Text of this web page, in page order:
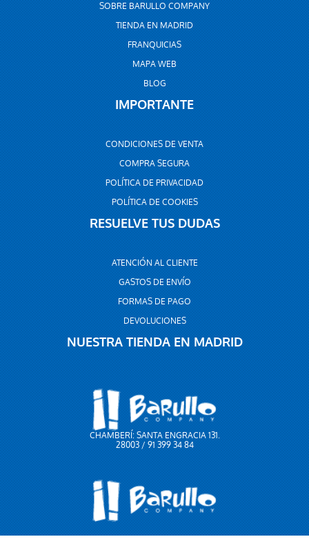
SOBRE BARULLO COMPANY
TIENDA EN MADRID
FRANQUICIAS
MAPA WEB
BLOG
IMPORTANTE
CONDICIONES DE VENTA
COMPRA SEGURA
POLÍTICA DE PRIVACIDAD
POLÍTICA DE COOKIES
RESUELVE TUS DUDAS
ATENCIÓN AL CLIENTE
GASTOS DE ENVÍO
FORMAS DE PAGO
DEVOLUCIONES
NUESTRA TIENDA EN MADRID
CHAMBERÍ: SANTA ENGRACIA 131.
28003 / 91 399 34 84